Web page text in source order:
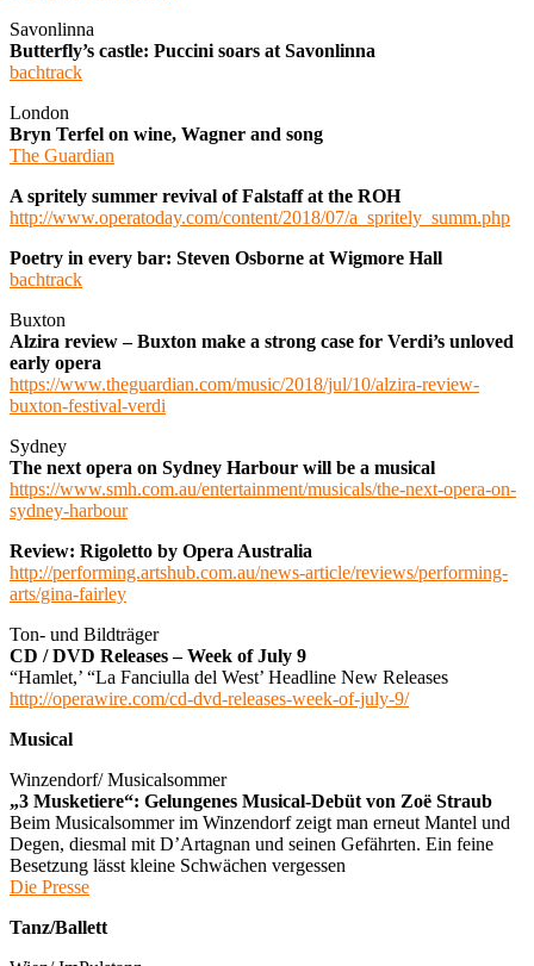
Savonlinna
Butterfly’s castle: Puccini soars at Savonlinna
bachtrack
London
Bryn Terfel on wine, Wagner and song
The Guardian
A spritely summer revival of Falstaff at the ROH
http://www.operatoday.com/content/2018/07/a_spritely_summ.php
Poetry in every bar: Steven Osborne at Wigmore Hall
bachtrack
Buxton
Alzira review – Buxton make a strong case for Verdi’s unloved
early opera
https://www.theguardian.com/music/2018/jul/10/alzira-review-
buxton-festival-verdi
Sydney
The next opera on Sydney Harbour will be a musical
https://www.smh.com.au/entertainment/musicals/the-next-opera-on-
sydney-harbour
Review: Rigoletto by Opera Australia
http://performing.artshub.com.au/news-article/reviews/performing-
arts/gina-fairley
Ton- und Bildträger
CD / DVD Releases – Week of July 9
“Hamlet,’ “La Fanciulla del West’ Headline New Releases
http://operawire.com/cd-dvd-releases-week-of-july-9/
Musical
Winzendorf/ Musicalsommer
„3 Musketiere“: Gelungenes Musical-Debüt von Zoë Straub
Beim Musicalsommer im Winzendorf zeigt man erneut Mantel und
Degen, diesmal mit D’Artagnan und seinen Gefährten. Ein feine
Besetzung lässt kleine Schwächen vergessen
Die Presse
Tanz/Ballett